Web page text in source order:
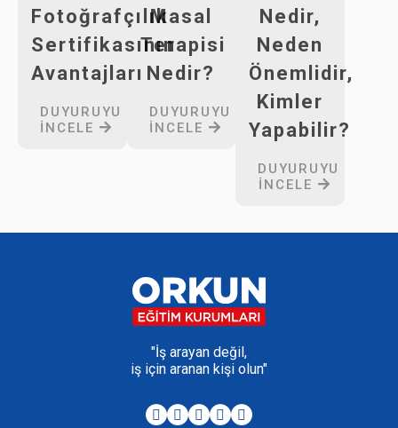
Fotoğrafçılık
Sertifikasının
Avantajları
DUYURUYU
İNCELE
Masal
Terapisi
Nedir?
DUYURUYU
İNCELE
Nedir,
Neden
Önemlidir,
Kimler
Yapabilir?
DUYURUYU
İNCELE
"İş arayan değil,
iş için aranan kişi olun"